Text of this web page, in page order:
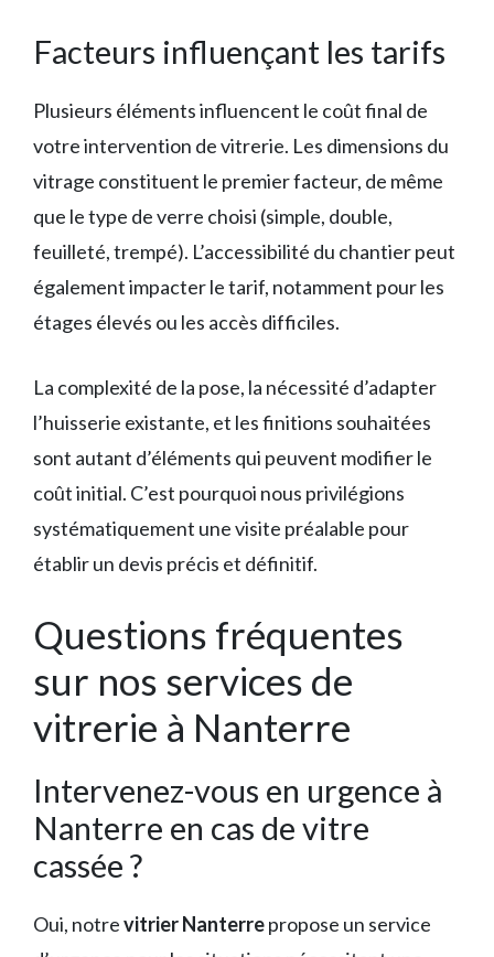
Facteurs influençant les tarifs
Plusieurs éléments influencent le coût final de
votre intervention de vitrerie. Les dimensions du
vitrage constituent le premier facteur, de même
que le type de verre choisi (simple, double,
feuilleté, trempé). L’accessibilité du chantier peut
également impacter le tarif, notamment pour les
étages élevés ou les accès difficiles.
La complexité de la pose, la nécessité d’adapter
l’huisserie existante, et les finitions souhaitées
sont autant d’éléments qui peuvent modifier le
coût initial. C’est pourquoi nous privilégions
systématiquement une visite préalable pour
établir un devis précis et définitif.
Questions fréquentes
sur nos services de
vitrerie à Nanterre
Intervenez-vous en urgence à
Nanterre en cas de vitre
cassée ?
Oui, notrevitrier Nanterrepropose un service